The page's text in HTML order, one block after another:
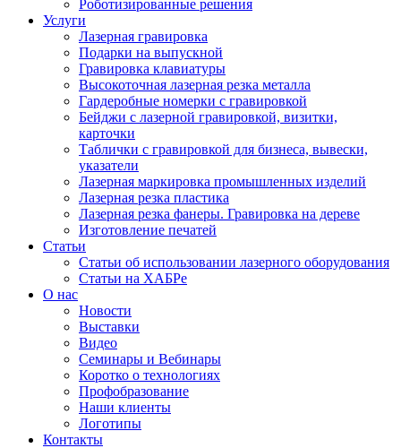
Роботизированные решения
Услуги
Лазерная гравировка
Подарки на выпускной
Гравировка клавиатуры
Высокоточная лазерная резка металла
Гардеробные номерки с гравировкой
Бейджи с лазерной гравировкой, визитки,
карточки
Таблички с гравировкой для бизнеса, вывески,
указатели
Лазерная маркировка промышленных изделий
Лазерная резка пластика
Лазерная резка фанеры. Гравировка на дереве
Изготовление печатей
Статьи
Статьи об использовании лазерного оборудования
Статьи на ХАБРе
О нас
Новости
Выставки
Видео
Семинары и Вебинары
Коротко о технологиях
Профобразование
Наши клиенты
Логотипы
Контакты